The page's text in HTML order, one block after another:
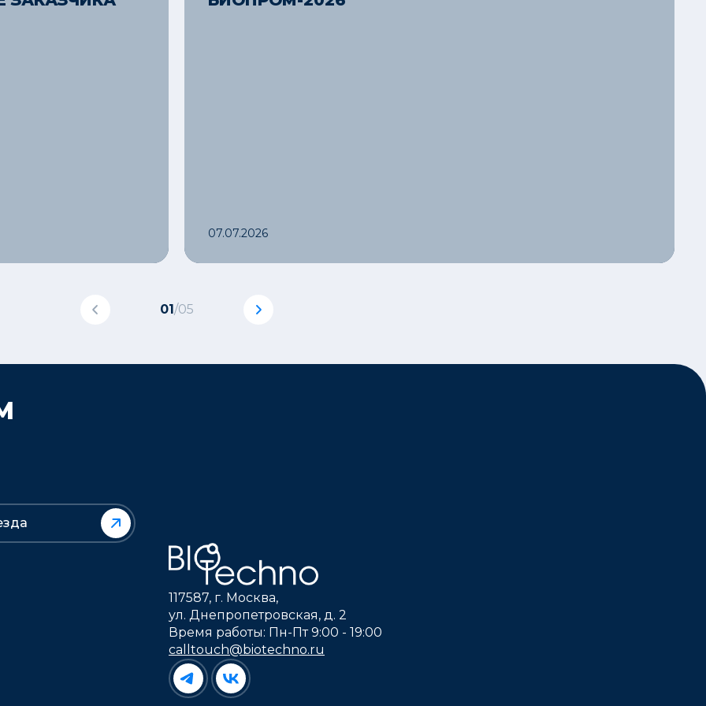
07.07.2026
01/05
117587, г. Москва,
ул. Днепропетровская, д. 2
Время работы: Пн-Пт 9:00 - 19:00
calltouch@biotechno.ru